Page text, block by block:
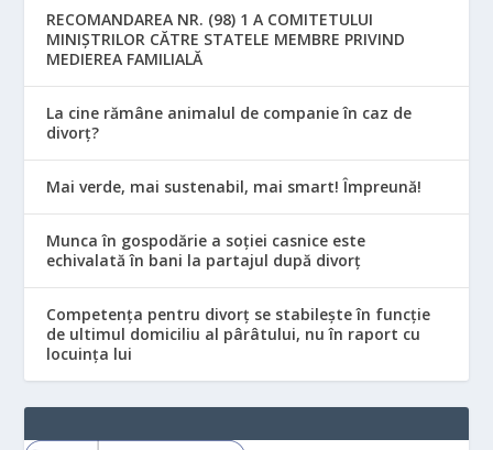
RECOMANDAREA NR. (98) 1 A COMITETULUI
MINIŞTRILOR CĂTRE STATELE MEMBRE PRIVIND
MEDIEREA FAMILIALĂ
La cine rămâne animalul de companie în caz de
divorț?
Mai verde, mai sustenabil, mai smart! Împreună!
Munca în gospodărie a soției casnice este
echivalată în bani la partajul după divorț
Competența pentru divorț se stabilește în funcție
de ultimul domiciliu al pârâtului, nu în raport cu
locuinţa lui